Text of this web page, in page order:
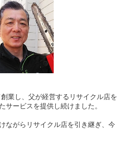
業し、父が経営するリサイクル店を
サービスを提供し続けました。
ながらリサイクル店を引き継ぎ、今